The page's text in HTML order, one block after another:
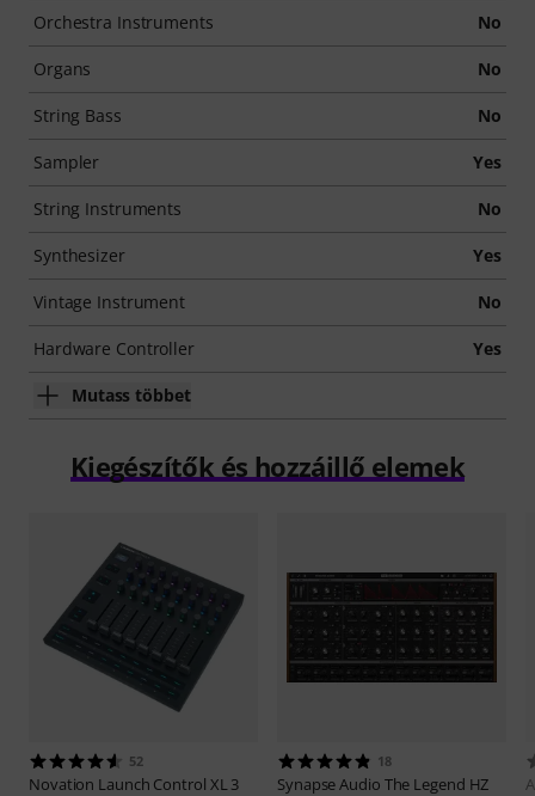
Orchestra Instruments No
Organs No
String Bass No
Sampler Yes
String Instruments No
Synthesizer Yes
Vintage Instrument No
Hardware Controller Yes
Mutass többet
Kiegészítők és hozzáillő elemek
52
Novation Launch Control XL 3
18
Synapse Audio The Legend HZ